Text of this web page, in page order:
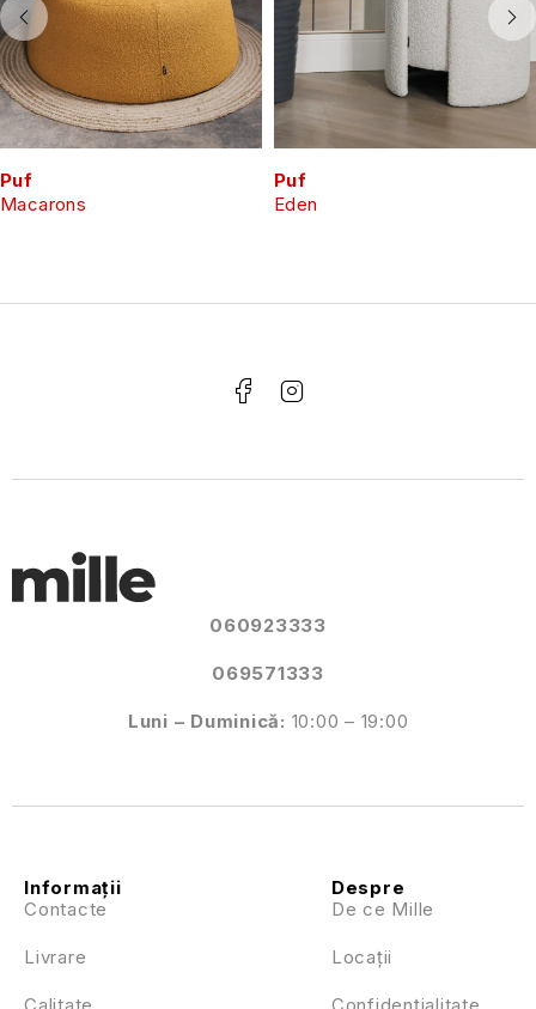
Puf
Macarons
Puf
Eden
060923333
069571333
Luni – Duminică: 10:00 – 19:00
Despre
De ce Mille
Locații
Confidențialitate
Informații
Contacte
Livrare
Calitate